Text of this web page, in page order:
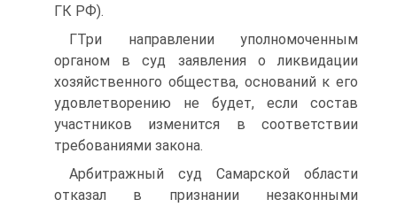
ГК РФ).
ГТри направлении уполномоченным
органом в суд заявления о ликвидации
хозяйственного общества, оснований к его
удовлетворению не будет, если состав
участников изменится в соответствии
требованиями закона.
Арбитражный суд Самарской области
отказал в признании незаконными